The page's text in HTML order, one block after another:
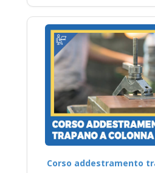
Corso addestramento